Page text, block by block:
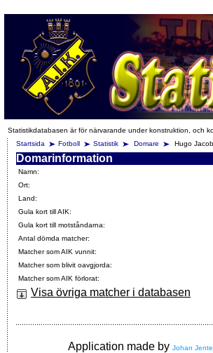
Statistikdatabasen är för närvarande under konstruktion, och
Startsida
Fotboll Statistik Domare Hugo
Domarinformation
Namn:
Ort:
Land:
Gula kort till AIK:
Gula kort till motståndarna:
Antal dömda matcher:
Matcher som AIK vunnit:
Matcher som blivit oavgjorda:
Matcher som AIK förlorat:
Visa övriga matcher i databasen
Application made by Johan